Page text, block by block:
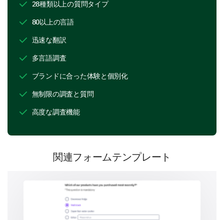
Positive
Neutral
Negative
Perception
make informed decisions.
In your opinion, how does our brand compare
with competitors on the following aspects?
1 2 3
28種類以上の質問タイプ
80以上の言語
迅速な翻訳
多言語調査
ブランドに合った体験と個別化
無制限の調査と質問
高度な調査機能
関連フォームテンプレート